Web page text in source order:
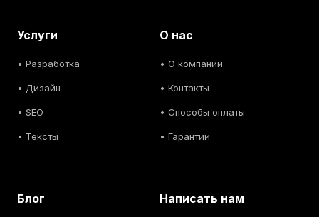
Услуги
• Разработка
• Дизайн
• SEO
• Тексты
О нас
• О компании
• Контакты
• Способы оплаты
• Гарантии
Блог Написать нам